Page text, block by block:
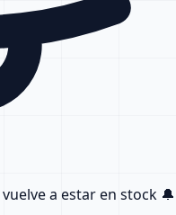
vuelve a estar en stock 🔔